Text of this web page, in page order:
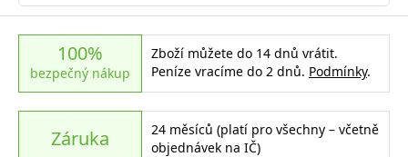
100%
bezpečný nákup
Zboží můžete do 14 dnů vrátit.
Peníze vracíme do 2 dnů. Podmínky.
Záruka
24 měsíců (platí pro všechny – včetně
objednávek na IČ)